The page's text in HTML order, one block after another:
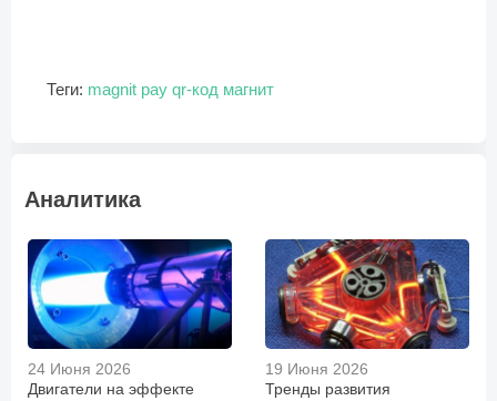
Теги: magnit pay qr-код магнит
Аналитика
24 Июня 2026
Двигатели на эффекте
19 Июня 2026
Тренды развития